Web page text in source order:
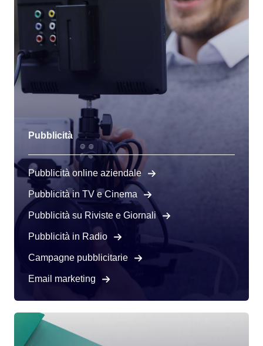
Pubblicità
Pubblicità online aziendale
Pubblicità in TV e Cinema
Pubblicità su Riviste e Giornali
Pubblicità in Radio
Campagne pubblicitarie
Email marketing